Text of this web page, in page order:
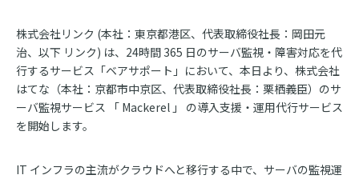
お知らせ
資料ダウンロード
株式会社リンク (本社：東京都港区、代表取締役社長：岡田元
治、以下 リンク) は、24時間 365 日のサーバ監視・障害対応を代
行するサービス「ベアサポート」において、本日より、株式会社
はてな（本社：京都市中京区、代表取締役社長：栗栖義臣）のサ
ーバ監視サービス 「 Mackerel 」 の導入支援・運用代行サービス
を開始します。
IT インフラの主流がクラウドへと移行する中で、サーバの監視運